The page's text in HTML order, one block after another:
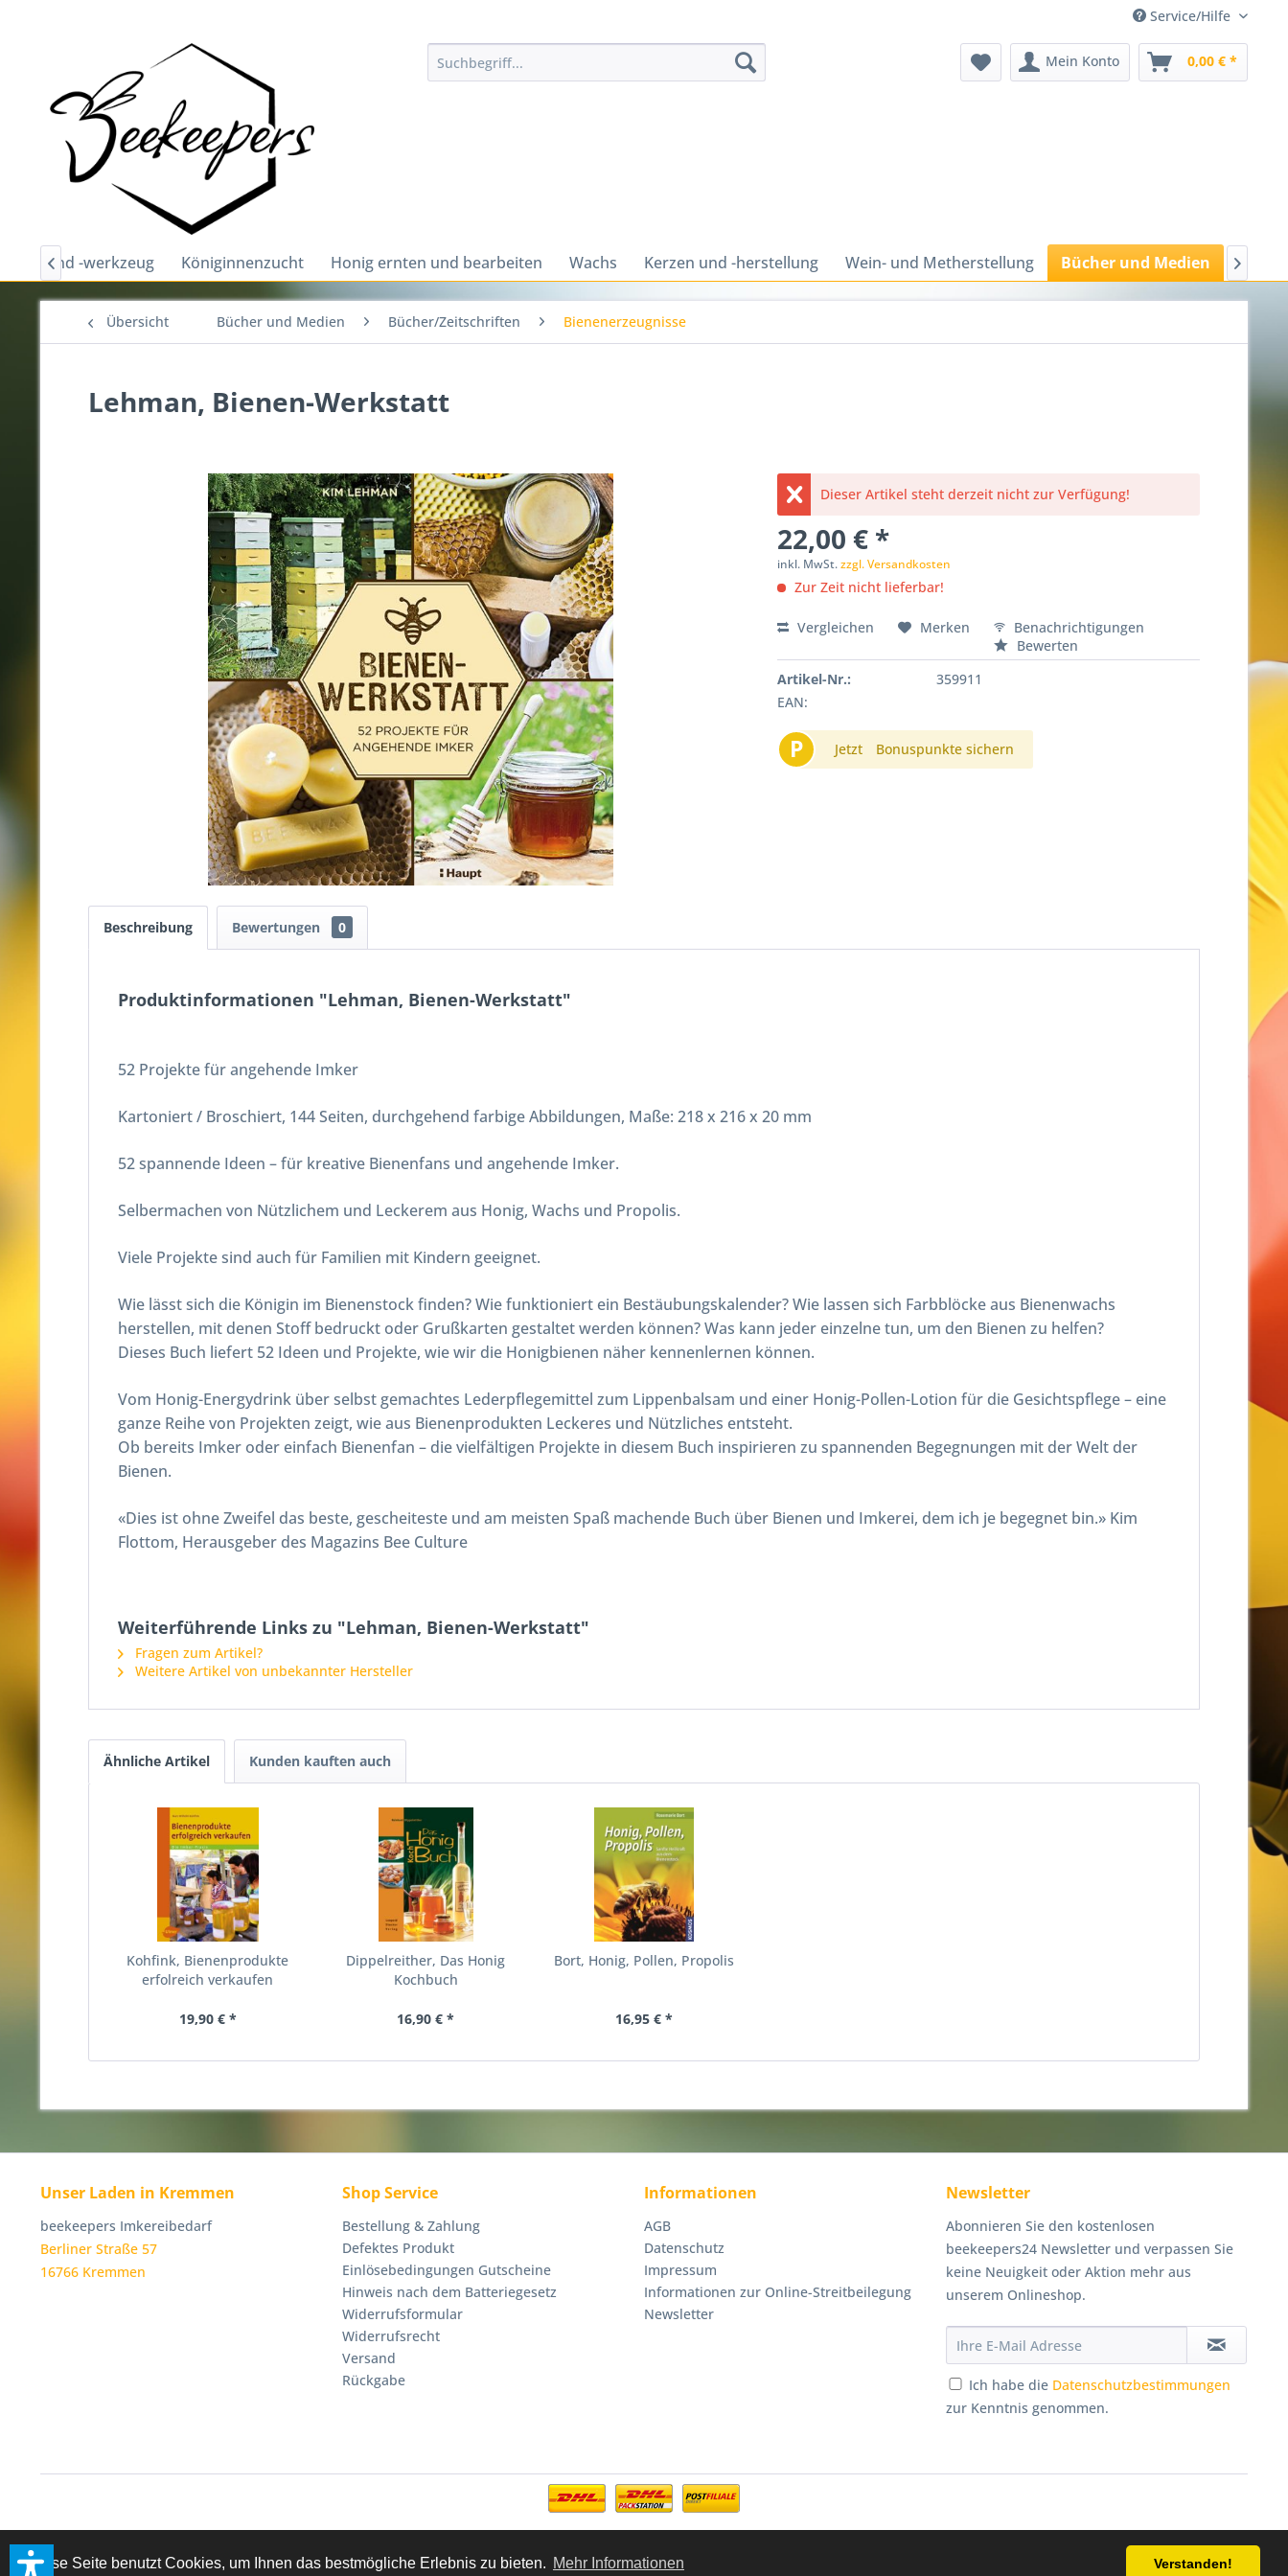
Diese Seite benutzt Cookies, um Ihnen das bestmögliche Erlebnis zu bieten. Mehr Informationen Verstanden!
Service/Hilfe
Mein Konto 0,00 € *
und -werkzeug Königinnenzucht Honig ernten und bearbeiten Wachs Kerzen und -herstellung Wein- und Metherstellung Bücher und Medien
 
Übersicht Bücher und Medien Bücher/Zeitschriften Bienenerzeugnisse
Lehman, Bienen-Werkstatt
Dieser Artikel steht derzeit nicht zur Verfügung!
22,00 € *
inkl. MwSt.zzgl. Versandkosten
Zur Zeit nicht lieferbar!
Vergleichen Merken
Benachrichtigungen
Bewerten
Artikel-Nr.:
359911
EAN:
P Jetzt Bonuspunkte sichern
Beschreibung Bewertungen 0
Produktinformationen "Lehman, Bienen-Werkstatt"
52 Projekte für angehende Imker
Kartoniert / Broschiert, 144 Seiten, durchgehend farbige Abbildungen, Maße: 218 x 216 x 20 mm
52 spannende Ideen – für kreative Bienenfans und angehende Imker.
Selbermachen von Nützlichem und Leckerem aus Honig, Wachs und Propolis.
Viele Projekte sind auch für Familien mit Kindern geeignet.
Wie lässt sich die Königin im Bienenstock finden? Wie funktioniert ein Bestäubungskalender? Wie lassen sich Farbblöcke aus Bienenwachs
herstellen, mit denen Stoff bedruckt oder Grußkarten gestaltet werden können? Was kann jeder einzelne tun, um den Bienen zu helfen?
Dieses Buch liefert 52 Ideen und Projekte, wie wir die Honigbienen näher kennenlernen können.
Vom Honig-Energydrink über selbst gemachtes Lederpflegemittel zum Lippenbalsam und einer Honig-Pollen-Lotion für die Gesichtspflege – eine
ganze Reihe von Projekten zeigt, wie aus Bienenprodukten Leckeres und Nützliches entsteht.
Ob bereits Imker oder einfach Bienenfan – die vielfältigen Projekte in diesem Buch inspirieren zu spannenden Begegnungen mit der Welt der
Bienen.
«Dies ist ohne Zweifel das beste, gescheiteste und am meisten Spaß machende Buch über Bienen und Imkerei, dem ich je begegnet bin.» Kim
Flottom, Herausgeber des Magazins Bee Culture
Weiterführende Links zu "Lehman, Bienen-Werkstatt"
Fragen zum Artikel?
Weitere Artikel von unbekannter Hersteller
Ähnliche Artikel Kunden kauften auch
Kohfink, Bienenprodukte
erfolreich verkaufen
19,90 € *
Dippelreither, Das Honig
Kochbuch
16,90 € *
Bort, Honig, Pollen, Propolis
16,95 € *
Unser Laden in Kremmen
beekeepers Imkereibedarf
Berliner Straße 57
16766 Kremmen
Shop Service
Bestellung & Zahlung
Defektes Produkt
Einlösebedingungen Gutscheine
Hinweis nach dem Batteriegesetz
Widerrufsformular
Widerrufsrecht
Versand
Rückgabe
Informationen
AGB
Datenschutz
Impressum
Informationen zur Online-Streitbeilegung
Newsletter
Newsletter
Abonnieren Sie den kostenlosen
beekeepers24 Newsletter und verpassen Sie
keine Neuigkeit oder Aktion mehr aus
unserem Onlineshop.
Ich habe die Datenschutzbestimmungen
zur Kenntnis genommen.
* Alle Preise inkl. gesetzl. Mehrwertsteuer zzgl.Versandkostenund ggf. Nachnahmegebühren, wenn nicht anders beschrieben